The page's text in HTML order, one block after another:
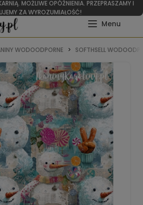
MOŻLIWE OPÓŹNIENIA. PRZEPRASZAMY I
ZA WYROZUMIAŁOŚĆ!
WODOODPORNE SOFTHSELL